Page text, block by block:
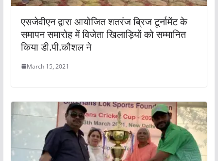
एसजेवीएन द्वारा आयोजित शतरंज ब्रिज टूर्नामेंट के
समापन समारोह में विजेता खिलाड़ियों को सम्मानित
किया डी.पी.कौशल ने
March 15, 2021